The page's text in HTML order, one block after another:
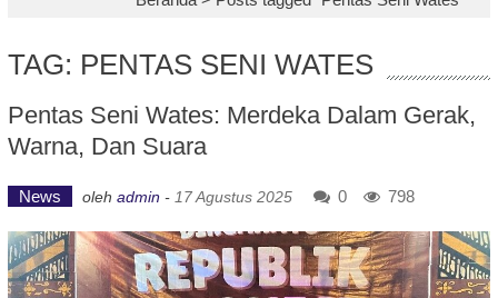
TAG: PENTAS SENI WATES
Pentas Seni Wates: Merdeka Dalam Gerak,
Warna, Dan Suara
News oleh admin - 17 Agustus 2025 0 798